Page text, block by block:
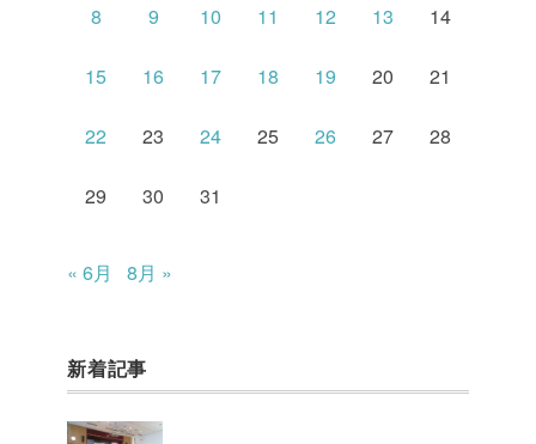
8 9 10 11 12 13 14
15 16 17 18 19 20 21
22 23 24 25 26 27 28
29 30 31
« 6月 8月 »
新着記事